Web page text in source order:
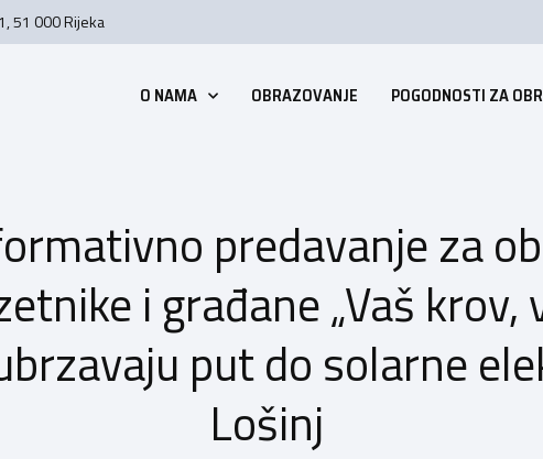
51 000 Rijeka
O NAMA OBRAZOVANJE POGODNOSTI ZA
predavanje za
i građane „Vaš krov,
put do solarne
Lošinj